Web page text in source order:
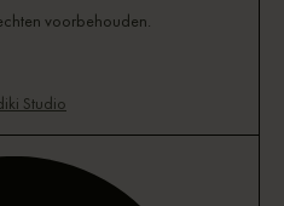
voorbehouden.
Studio